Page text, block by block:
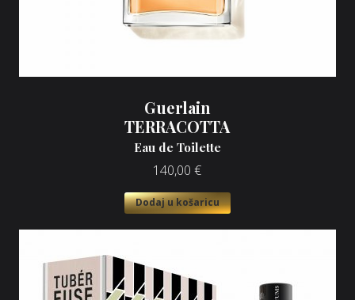
Guerlain
TERRACOTTA
Eau de Toilette
140,00 €
Dodaj u košaricu